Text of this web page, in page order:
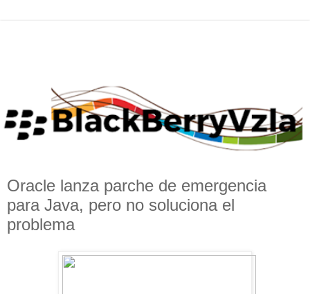
Oracle lanza parche de emergencia
para Java, pero no soluciona el
problema